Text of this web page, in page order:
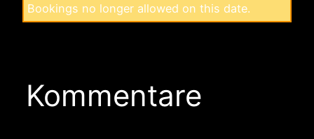
Bookings no longer allowed on this date.
Kommentare